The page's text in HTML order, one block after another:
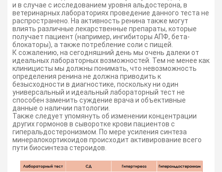
и в случае с исследованием уровня альдостерона, в
ветеринарных лабораториях проведение данного теста не
распространено. На активность ренина также могут
влиять различные лекарственные препараты, которые
получает пациент (например, ингибиторы АПФ, бета-
блокаторы), а также потребление соли с пищей.
К сожалению, на сегодняшний день мы очень далеки от
идеальных лабораторных возможностей. Тем не менее как
клиницисты мы должны понимать, что невозможность
определения ренина не должна приводить к
безысходности в диагностике, поскольку ни один
универсальный и идеальный лабораторный тест не
способен заменить суждение врача и объективные
данные о наличии патологии.
Также следует упомянуть об изменении концентрации
других гормонов в сыворотке крови пациентов с
гиперальдостеронизмом. По мере усиления синтеза
минералокортикоидов происходит активирование всего
пути биосинтеза стероидов.